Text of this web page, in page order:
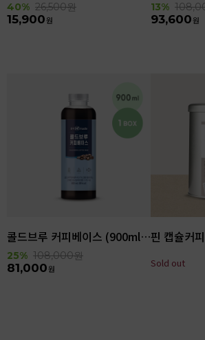
40% 26,500원
15,900원
13%
93,600원
콜드브루 커피베이스 (900ml x 6ea)
25% 108,000원
81,000원 Sold out